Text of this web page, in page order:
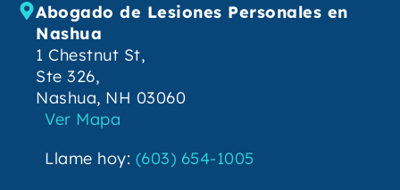
Abogado de Lesiones Personales en
Nashua
1 Chestnut St,
Ste 326,
Nashua, NH 03060
Ver Mapa
Llame hoy: (603) 654-1005